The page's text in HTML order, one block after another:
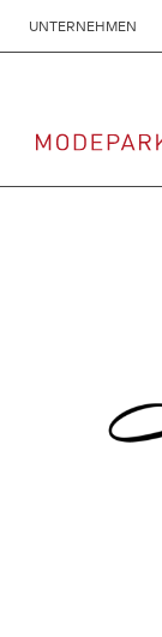
UNTERNEHMEN